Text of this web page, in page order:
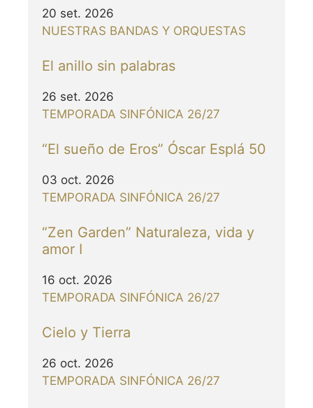
20 set. 2026
NUESTRAS BANDAS Y ORQUESTAS
El anillo sin palabras
26 set. 2026
TEMPORADA SINFÓNICA 26/27
“El sueño de Eros” Óscar Esplá 50
03 oct. 2026
TEMPORADA SINFÓNICA 26/27
“Zen Garden” Naturaleza, vida y
amor I
16 oct. 2026
TEMPORADA SINFÓNICA 26/27
Cielo y Tierra
26 oct. 2026
TEMPORADA SINFÓNICA 26/27